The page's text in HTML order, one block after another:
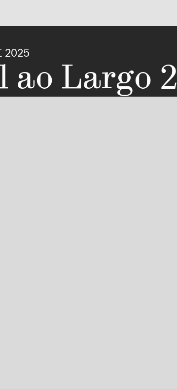
2025
Largo